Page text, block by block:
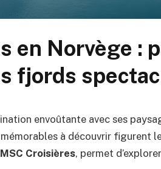
en Norvège :
fjords
envoûtante avec ses
à découvrir figurent
MSC Croisières, permet